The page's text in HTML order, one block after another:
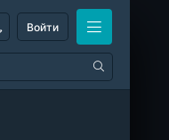
Войти